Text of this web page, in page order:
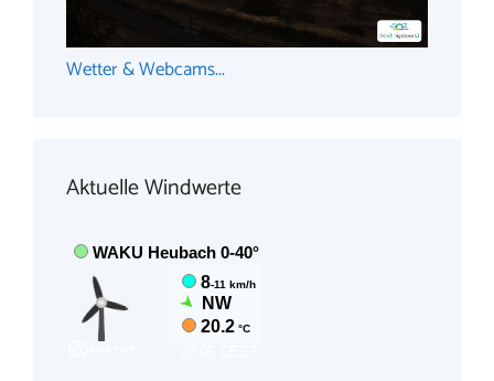
Wetter & Webcams...
Aktuelle Windwerte